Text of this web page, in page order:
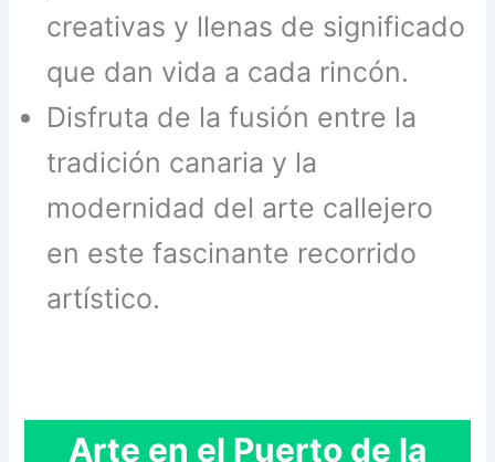
creativas y llenas de significado
que dan vida a cada rincón.
Disfruta de la fusión entre la
tradición canaria y la
modernidad del arte callejero
en este fascinante recorrido
artístico.
Arte en el Puerto de la